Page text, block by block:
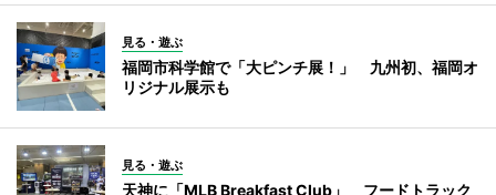
見る・遊ぶ
福岡市科学館で「大ピンチ展！」 九州初、福岡オ
リジナル展示も
見る・遊ぶ
天神に「MLB Breakfast Club」 フードトラック